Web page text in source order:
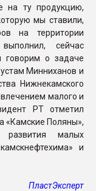
на ту продукцию,
мы ставили,
на территории
выполнил, сейчас
говорим о задаче
Минниханов и
Нижнекамского
малого и
РТ отметил
«Камские Поляны»,
малых
и
ПластЭксперт